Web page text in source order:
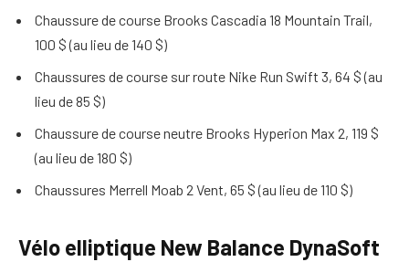
Chaussure de course Brooks Cascadia 18 Mountain Trail,
100 $ (au lieu de 140 $)
Chaussures de course sur route Nike Run Swift 3, 64 $ (au
lieu de 85 $)
Chaussure de course neutre Brooks Hyperion Max 2, 119 $
(au lieu de 180 $)
Chaussures Merrell Moab 2 Vent, 65 $ (au lieu de 110 $)
Vélo elliptique New Balance DynaSoft